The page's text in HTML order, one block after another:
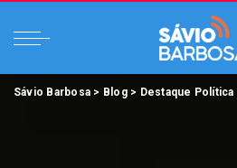
Sávio Barbosa > Blog> Destaque Política